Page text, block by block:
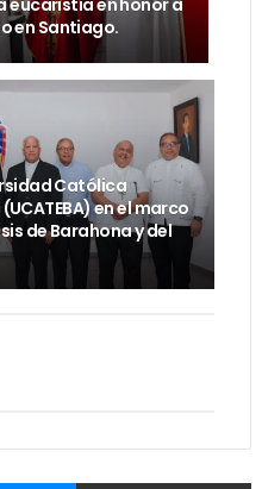
eucaristía en honor a
en Santiago.
Católica
en el marco
de Barahona y del